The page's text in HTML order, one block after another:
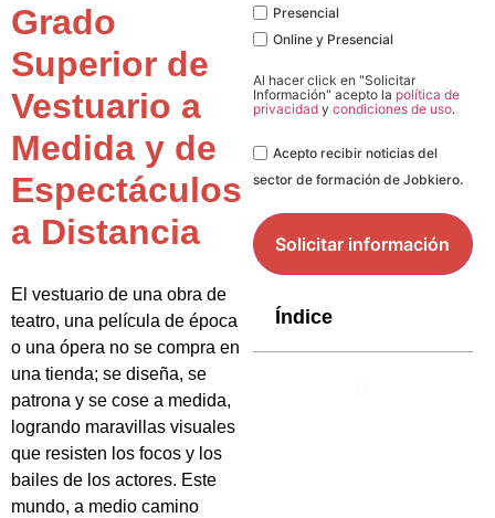
Grado
Superior de
Vestuario a
Medida y de
Espectáculos
a Distancia
El vestuario de una obra de
teatro, una película de época
o una ópera no se compra en
una tienda; se diseña, se
patrona y se cose a medida,
logrando maravillas visuales
que resisten los focos y los
bailes de los actores. Este
mundo, a medio camino
Presencial
Online y Presencial
Al hacer click en "Solicitar
Información" acepto la política de
privacidad y condiciones de uso.
LegalAcepto recibir noticias del
sector de formación de Jobkiero.
Índice